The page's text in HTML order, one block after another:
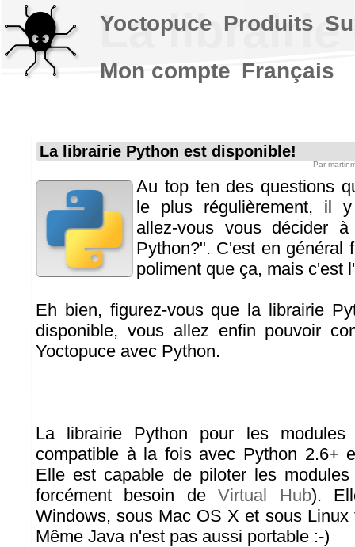
La
La librairie Python est disponible!
Par
Au top ten des questions
le plus régulièrement, il
allez-vous vous décider
Python?". C'est en général
poliment que ça, mais c'est
Eh bien, figurez-vous que la librairie
disponible, vous allez enfin pouvoir
Yoctopuce avec Python.
La librairie Python pour les modules
compatible à la fois avec Python 2.6+
Elle est capable de piloter les
forcément besoin deVirtual Hub).
Windows, sous Mac OS X et sous Linux
Même Java n'est pas aussi portable :-)
Yoctopuce Produits
Mon compte Français